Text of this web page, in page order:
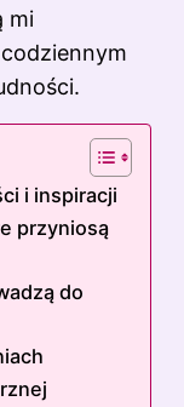
mi
i inspiracji
przyniosą
do